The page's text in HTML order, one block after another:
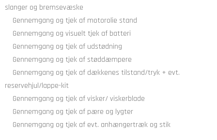
slanger og bremsevæske
Gennemgang og tjek af motorolie stand
Gennemgang og visuelt tjek af batteri
Gennemgang og tjek af udstødning
Gennemgang og tjek af støddæmpere
Gennemgang og tjek af dækkenes tilstand/tryk + evt.
reservehjul/lappe-kit
Gennemgang og tjek af visker/ viskerblade
Gennemgang og tjek af pære og lygter
Gennemgang og tjek af evt. anhængertræk og stik